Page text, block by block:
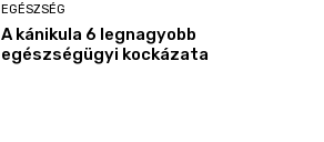
EGÉSZSÉG
A kánikula 6 legnagyobb
egészségügyi kockázata